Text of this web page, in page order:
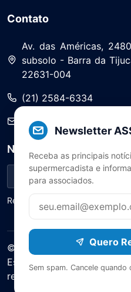
Newsletter
Receba as principais
supermercadista e
para associados.
Quero
Sem spam. Cancele quando
Contato
Av. das Américas,
subsolo - Barra da
22631-004
(21) 2584-6334
saa@asserj.com.br
Newsletter
Receba notícias e atualizações
© 2025 ASERJ –
Estado do Rio de
reservados.